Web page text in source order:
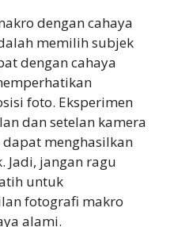
dengan cahaya
memilih subjek
dengan cahaya
foto. Eksperimen
dan setelan kamera
menghasilkan
Jadi, jangan ragu
untuk
fotografi makro
alami.